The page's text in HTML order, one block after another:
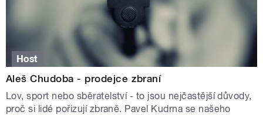
Host
Aleš Chudoba - prodejce zbraní
Lov, sport nebo sběratelství - to jsou nejčastější důvody,
proč si lidé pořizují zbraně. Pavel Kudrna se našeho